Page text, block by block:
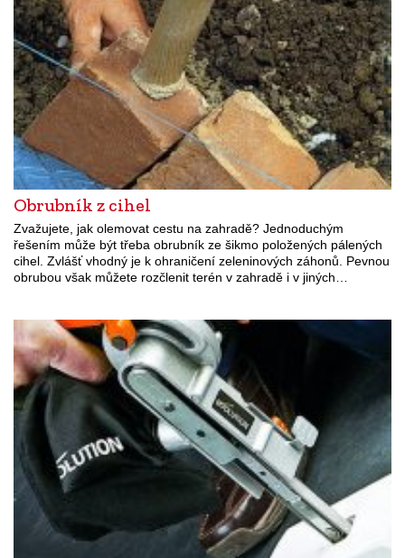
Obrubník z cihel
Zvažujete, jak olemovat cestu na zahradě? Jednoduchým
řešením může být třeba obrubník ze šikmo položených pálených
cihel. Zvlášť vhodný je k ohraničení zeleninových záhonů. Pevnou
obrubou však můžete rozčlenit terén v zahradě i v jiných…